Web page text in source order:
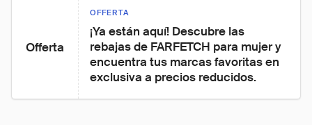
Offerta
OFFERTA
¡Ya están aquí! Descubre las
rebajas de FARFETCH para mujer y
encuentra tus marcas favoritas en
exclusiva a precios reducidos.